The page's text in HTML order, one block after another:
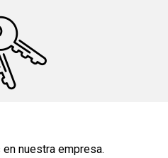
nuestra empresa.